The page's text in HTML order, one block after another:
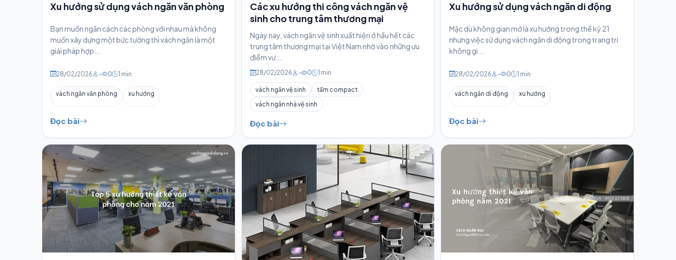
Xu hướng sử dụng vách ngăn văn phòng
Bạn muốn ngăn cách các phòng với nhau mà không
muốn xây dựng một bức tường thì vách ngăn là một
giải pháp hợp...
28/02/2026 - 0 1 min
vách ngăn văn phòng xu hướng
Đọc bài
Các xu hướng thi công vách ngăn vệ
sinh cho trung tâm thương mại
Ngày nay, vách ngăn vệ sinh xuất hiện ở hầu hết các
trung tâm thương mại tại Việt Nam nhờ vào những ưu
điểm vư...
28/02/2026 - 0 1 min
vách ngăn vệ sinh
tấm compact
vách ngăn nhà vệ sinh
Đọc bài
Xu hướng sử dụng vách ngăn di động
Mặc dù không gian mở là xu hướng trong thế kỷ 21
nhưng việc sử dụng vách ngăn di động trong trang trí
không gi...
28/02/2026 - 0 1 min
vách ngăn di động xu hướng
Đọc bài